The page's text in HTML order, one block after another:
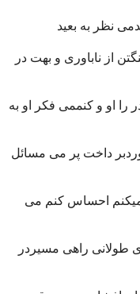
نظر به بعید
از ناباوری و بهت در
را او و کنممی فکر او به
داخت پر می مسائل
میکنم احساس کنم می
طولانی راهی مسیردر